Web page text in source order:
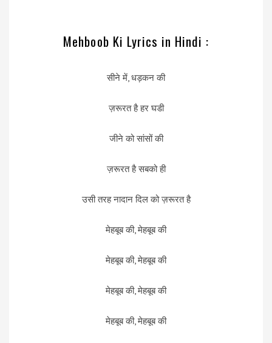
Mehboob Ki Lyrics in Hindi :
सीने में, धड़कन की
ज़रूरत है हर घडी
जीने को सांसों की
ज़रूरत है सबको ही
उसी तरह नादान दिल को ज़रूरत है
मेहबूब की, मेहबूब की
मेहबूब की, मेहबूब की
मेहबूब की, मेहबूब की
मेहबूब की, मेहबूब की